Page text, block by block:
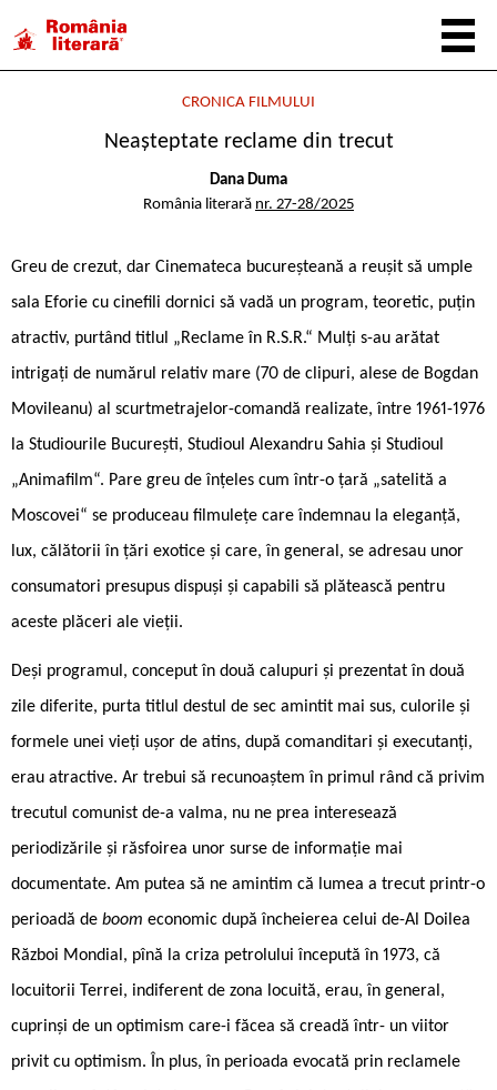
CRONICA FILMULUI
Neașteptate reclame din trecut
Dana Duma
România literară nr. 27-28/2025
Greu de crezut, dar Cinemateca bucureșteană a reușit să umple
sala Eforie cu cinefili dornici să vadă un program, teoretic, puțin
atractiv, purtând titlul „Reclame în R.S.R.“ Mulți s-au arătat
intrigați de numărul relativ mare (70 de clipuri, alese de Bogdan
Movileanu) al scurtmetrajelor-comandă realizate, între 1961-1976
la Studiourile București, Studioul Alexandru Sahia și Studioul
„Animafilm“. Pare greu de înțeles cum într-o țară „satelită a
Moscovei“ se produceau filmulețe care îndemnau la eleganță,
lux, călătorii în țări exotice și care, în general, se adresau unor
consumatori presupus dispuși și capabili să plătească pentru
aceste plăceri ale vieții.
Deși programul, conceput în două calupuri și prezentat în două
zile diferite, purta titlul destul de sec amintit mai sus, culorile și
formele unei vieți ușor de atins, după comanditari și executanți,
erau atractive. Ar trebui să recunoaștem în primul rând că privim
trecutul comunist de-a valma, nu ne prea interesează
periodizările și răsfoirea unor surse de informație mai
documentate. Am putea să ne amintim că lumea a trecut printr-o
perioadă de boom economic după încheierea celui de-Al Doilea
Război Mondial, pînă la criza petrolului începută în 1973, că
locuitorii Terrei, indiferent de zona locuită, erau, în general,
cuprinși de un optimism care-i făcea să creadă într- un viitor
privit cu optimism. În plus, în perioada evocată prin reclamele